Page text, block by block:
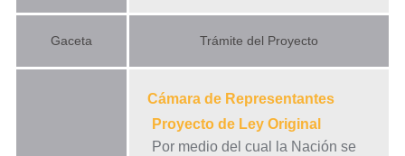
Gaceta Trámite del Proyecto
Cámara de Representantes
Proyecto de Ley Original
Por medio del cual la Nación se